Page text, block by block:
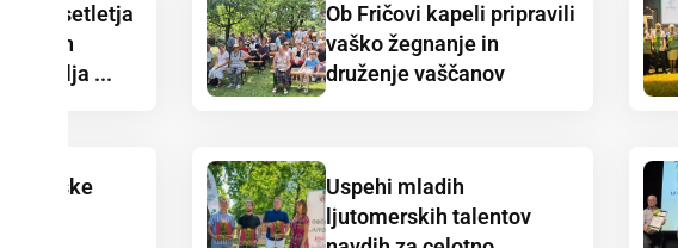
že desetletja
in
...
Ob Fričovi kapeli pripravili
vaško žegnanje in
druženje vaščanov
Uspehi mladih
ljutomerskih talentov